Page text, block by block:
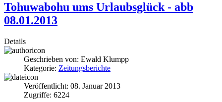
Tohuwabohu ums Urlaubsglück - abb
08.01.2013
Details
Geschrieben von: Ewald Klumpp
Kategorie: Zeitungsberichte
Veröffentlicht: 08. Januar 2013
Zugriffe: 6224